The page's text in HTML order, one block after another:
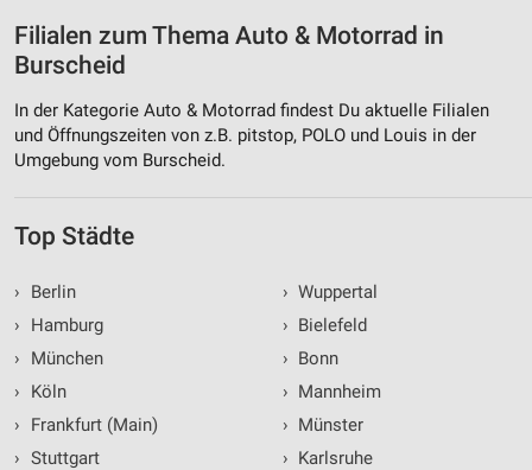
Filialen zum Thema Auto & Motorrad in
Burscheid
In der Kategorie Auto & Motorrad findest Du aktuelle Filialen
und Öffnungszeiten von z.B. pitstop, POLO und Louis in der
Umgebung vom Burscheid.
Top Städte
›
Berlin
›
Hamburg
›
München
›
Köln
›
Frankfurt (Main)
› Stuttgart
› Wuppertal
› Bielefeld
› Bonn
› Mannheim
› Münster
› Karlsruhe